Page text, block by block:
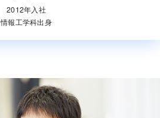
2012年入社
情報工学科出身